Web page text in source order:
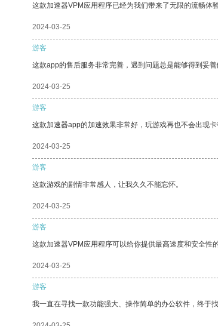
这款加速器VPM应用程序已经为我们带来了无限的流畅体
2024-03-25
游客
这款app的售后服务非常完善，遇到问题总是能够得到妥善
2024-03-25
游客
这款加速器app的加速效果非常好，玩游戏再也不会出现
2024-03-25
游客
这款游戏的剧情非常感人，让我久久不能忘怀。
2024-03-25
游客
这款加速器VPM应用程序可以给你提供最高速度和安全性
2024-03-25
游客
我一直在寻找一款功能强大、操作简单的办公软件，终于